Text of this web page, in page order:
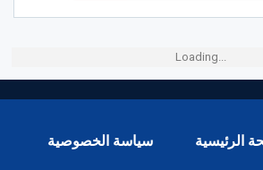
Loading...
الرئيسية سياسة الخصوصية